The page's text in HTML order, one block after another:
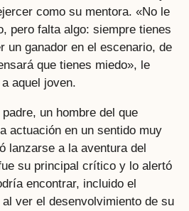
como su mentora. «No le
pero falta algo: siempre tienes
un ganador en el escenario, de
que tienes miedo», le
aquel joven.
un hombre del que
actuación en un sentido muy
lanzarse a la aventura del
su principal crítico y lo alertó
encontrar, incluido el
ver el desenvolvimiento de su